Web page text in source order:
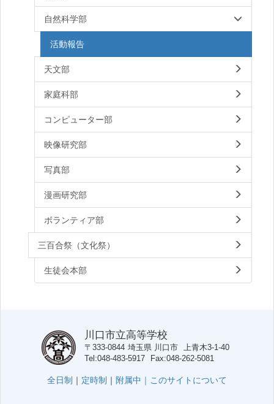
自然科学部
活動報告
天文部
家庭科部
コンピューター部
映像研究部
写真部
漫画研究部
ボランティア部
三百合祭（文化祭）
生徒会本部
川口市立高等学校
〒333-0844 埼玉県 川口市 上青木3-1-40
Tel 048-483-5917 Fax 048-262-5081
全日制 ｜ 定時制 ｜ 附属中｜ このサイトについて